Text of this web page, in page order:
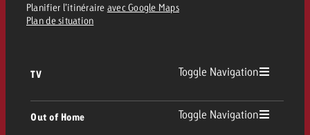
Planifier l’itinéraire avec Google Maps
Plan de situation
TV Toggle Navigation
Out of Home Toggle Navigation